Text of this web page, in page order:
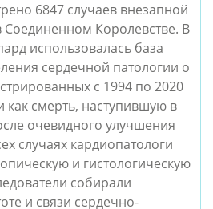
6847 случаев внезапной
Соединенном Королевстве. В
использовалась база
сердечной патологии о
с 1994 по 2020
как смерть, наступившую в
очевидного улучшения
случаях кардиопатологи
и гистологическую
собирали
и связи сердечно-